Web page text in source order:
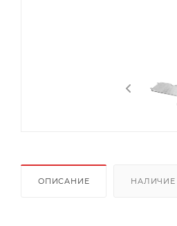
ОПИСАНИЕ НАЛИЧИЕ